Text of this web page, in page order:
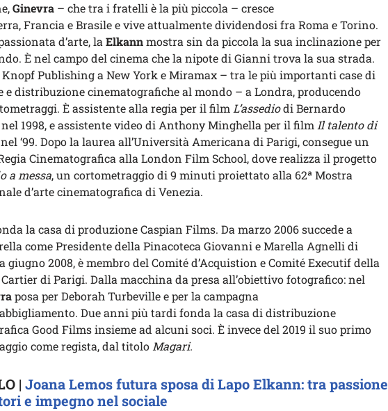
Ginevra – che tra i fratelli è la più piccola – cresce
Francia e Brasile e vive attualmente dividendosi fra Roma e Torino.
d’arte, laElkannmostra sin da piccola la sua inclinazione per
È nel campo del cinema che la nipote di Gianni trova la sua strada.
Knopf Publishing a New York e Miramax – tra le più importanti case di
e distribuzione cinematografiche al mondo – a Londra, producendo
È assistente alla regia per il filmL’assediodi Bernardo
1998, e assistente video di Anthony Minghella per il filmIl talento di
nel ‘99. Dopo la laurea all’Università Americana di Parigi, consegue un
Cinematografica alla London Film School, dove realizza il progetto
a messa, un cortometraggio di 9 minuti proiettato alla 62ª Mostra
d’arte cinematografica di Venezia.
la casa di produzione Caspian Films. Da marzo 2006 succede a
come Presidente della Pinacoteca Giovanni e Marella Agnelli di
giugno 2008, è membro del Comité d’Acquistion e Comité Executif della
di Parigi. Dalla macchina da presa all’obiettivo fotografico: nel
posa per Deborah Turbeville e per la campagna
Due anni più tardi fonda la casa di distribuzione
Good Films insieme ad alcuni soci. È invece del 2019 il suo primo
come regista, dal titoloMagari.
| Joana Lemos futura sposa di Lapo Elkann: tra passione
e impegno nel sociale